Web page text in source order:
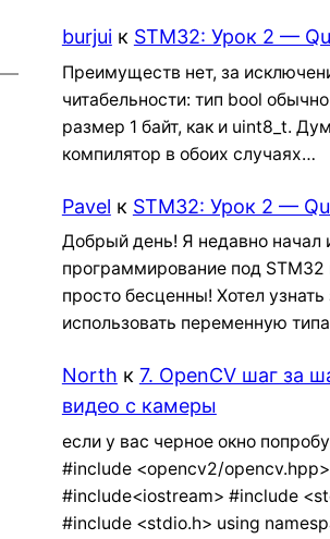
burjuiк STM32: Урок 2 —
Преимуществ нет, за
читабельности: тип bool
размер 1 байт, как и uint8_t.
компилятор в обоих случаях…
Pavel к STM32: Урок 2 —
Добрый день! Я недавно начал
программирование под STM32
просто бесценны! Хотел узнать
использовать переменную
North к 7. OpenCV шаг за
видео с камеры
если у вас черное окно
#include <opencv2/opencv.hpp>
#include<iostream> #include
#include <stdio.h> using